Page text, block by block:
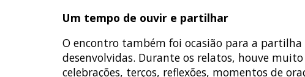
Um tempo de ouvir e partilhar
O encontro também foi ocasião para a partilha
desenvolvidas. Durante os relatos, houve
celebrações, terços, reflexões, momentos de